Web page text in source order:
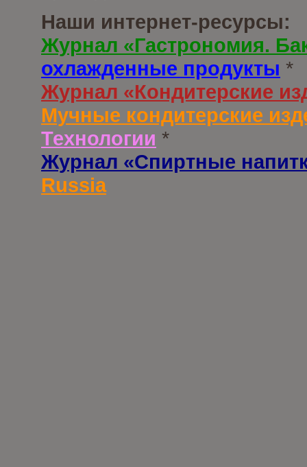
Наши интернет-ресурсы:
Журнал «Гастрономия.
охлажденные продукты *
Журнал «Кондитерские
Мучные кондитерские
Технологии *
Журнал «Спиртные
Russia